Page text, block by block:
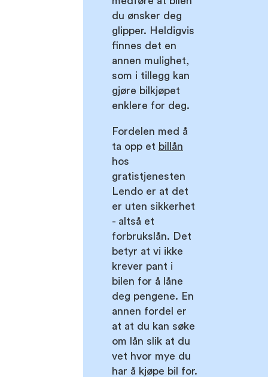
du ønsker deg
glipper. Heldigvis
finnes det en
annen mulighet,
som i tillegg kan
gjøre bilkjøpet
enklere for deg.
Fordelen med å
ta opp et billån
hos
gratistjenesten
Lendo er at det
er uten sikkerhet
- altså et
forbrukslån. Det
betyr at vi ikke
krever pant i
bilen for å låne
deg pengene. En
annen fordel er
at at du kan søke
om lån slik at du
vet hvor mye du
har å kjøpe bil for.